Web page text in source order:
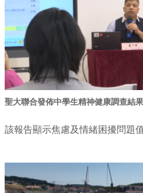
聖大聯合發佈中學生精神健康調查結果
該報告顯示焦慮及情緒困擾問題